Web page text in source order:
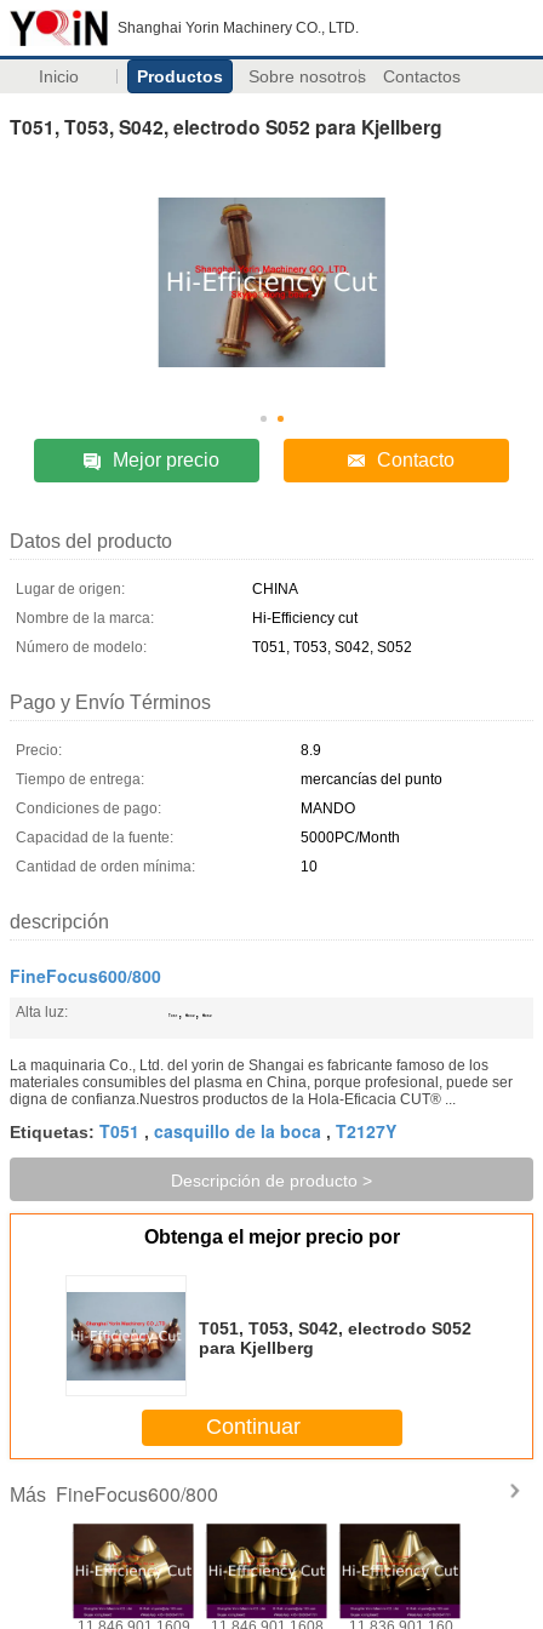
Shanghai Yorin Machinery CO., LTD.
Inicio Productos Sobre nosotros Contactos
T051, T053, S042, electrodo S052 para Kjellberg
Mejor precio Contacto
Datos del producto
Lugar de origen:
CHINA
Nombre de la marca:
Hi-Efficiency cut
Número de modelo:
T051, T053, S042, S052
Pago y Envío Términos
Precio:
8.9
Tiempo de entrega:
mercancías del punto
Condiciones de pago:
MANDO
Capacidad de la fuente:
5000PC/Month
Cantidad de orden mínima:
10
descripción
FineFocus600/800
Alta luz: T051 , S042 , S052
La maquinaria Co., Ltd. del yorin de Shangai es fabricante famoso de los
materiales consumibles del plasma en China, porque profesional, puede ser
digna de confianza.Nuestros productos de la Hola-Eficacia CUT® ...
Etiquetas: T051 , casquillo de la boca , T2127Y
Descripción de producto >
Obtenga el mejor precio por
T051, T053, S042, electrodo S052
para Kjellberg
Continuar
Más FineFocus600/800